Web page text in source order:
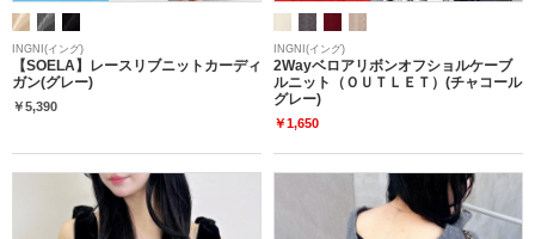
INGNI(イング)
【SOELA】レースリブニットカーディ
ガン(グレー)
￥5,390
INGNI(イング)
2Wayベロアリボンオフショルケーブ
ルニット（ＯＵＴＬＥＴ）(チャコール
グレー)
￥1,650